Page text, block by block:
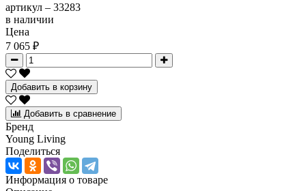
артикул – 33283
в наличии
Цена
7 065 ₽
Добавить в корзину
Добавить в сравнение
Бренд
Young Living
Поделиться
Информация о товаре